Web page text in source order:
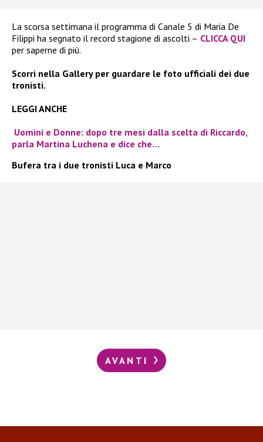
La scorsa settimana il programma di Canale 5 di Maria De
Filippi ha segnato il record stagione di ascolti – CLICCA QUI
per saperne di più.
Scorri nella Gallery per guardare le foto ufficiali dei due
tronisti.
LEGGI ANCHE
Uomini e Donne: dopo tre mesi dalla scelta di Riccardo,
parla Martina Luchena e dice che…
Bufera tra i due tronisti Luca e Marco
AVANTI